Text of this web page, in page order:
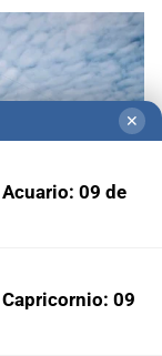
✕
09 de
09